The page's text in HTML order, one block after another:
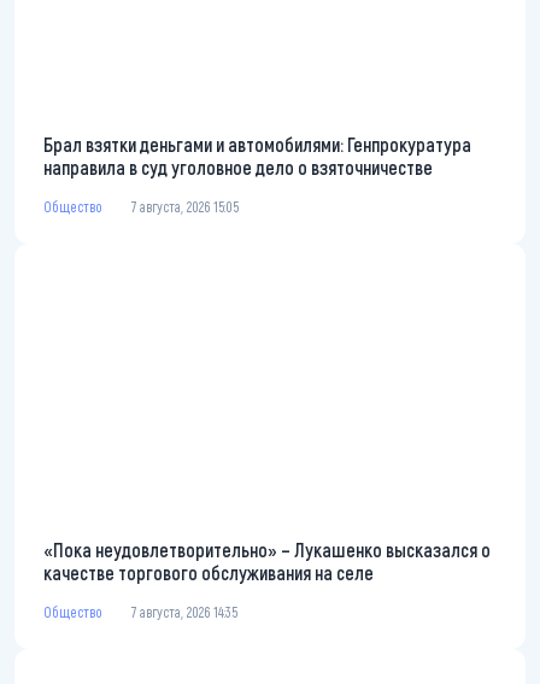
Брал взятки деньгами и автомобилями: Генпрокуратура
направила в суд уголовное дело о взяточничестве
Общество 7 августа, 2026 15:05
«Пока неудовлетворительно» – Лукашенко высказался о
качестве торгового обслуживания на селе
Общество 7 августа, 2026 14:35